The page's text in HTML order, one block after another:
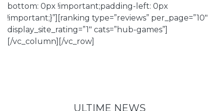
bottom: 0px !important;padding-left: 0px
!important;}”][ranking type=”reviews” per_page=”10″
display_site_rating=”1″ cats=”hub-games”]
[/vc_column][/vc_row]
ULTIME NEWS